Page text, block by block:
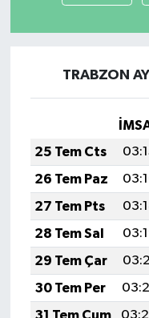
TRABZON
25 Tem Cts
26 Tem Paz
27 Tem Pts
28 Tem Sal
29 Tem Çar
30 Tem Per
31 Tem Cum